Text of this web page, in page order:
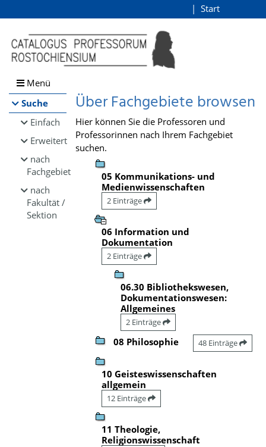
Browsen
direkt zum Inhalt
Start
Menü
Suche
Einfach
Erweitert
nach
Fachgebiet
nach
Fakultät /
Sektion
Über Fachgebiete browsen
Hier können Sie die Professoren und
Professorinnen nach Ihrem Fachgebiet
suchen.
05 Kommunikations- und
Medienwissenschaften
2 Einträge
06 Information und
Dokumentation
2 Einträge
06.30 Bibliothekswesen,
Dokumentationswesen:
Allgemeines
2 Einträge
08 Philosophie 48 Einträge
10 Geisteswissenschaften
allgemein
12 Einträge
11 Theologie,
Religionswissenschaft